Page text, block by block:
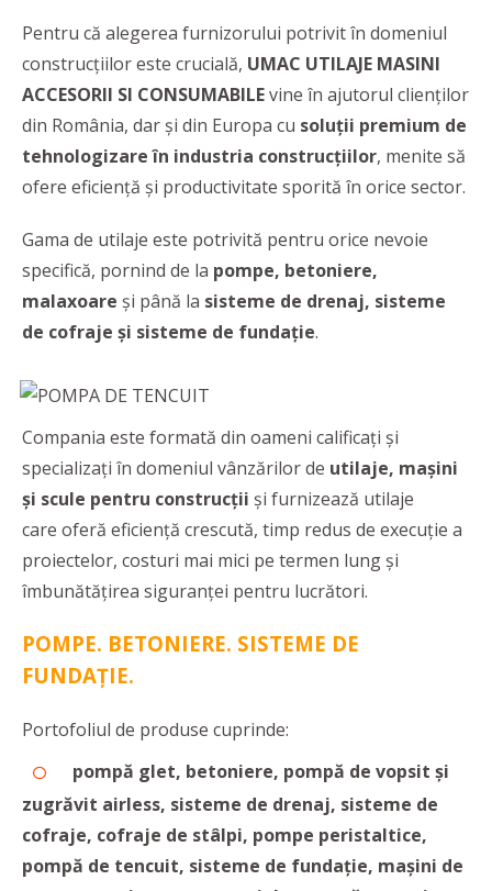
Pentru că alegerea furnizorului potrivit în domeniul
construcțiilor este crucială, UMAC UTILAJE MASINI
ACCESORII SI CONSUMABILEvine în ajutorul clienților
din România, dar și din Europa cu soluții premium de
tehnologizare în industria construcțiilor, menite să
ofere eficiență și productivitate sporită în orice sector.
Gama de utilaje este potrivită pentru orice nevoie
specifică, pornind de la pompe, betoniere,
malaxoare și până la sisteme de drenaj, sisteme
de cofraje și sisteme de fundație.
Compania este formată din oameni calificați și
specializați în domeniul vânzărilor de utilaje, mașini
și scule pentru construcții și furnizează utilaje
care oferă eficiență crescută, timp redus de execuție a
proiectelor, costuri mai mici pe termen lung și
îmbunătățirea siguranței pentru lucrători.
POMPE. BETONIERE. SISTEME DE
FUNDAȚIE.
Portofoliul de produse cuprinde:
pompă glet, betoniere, pompă de vopsit și
zugrăvit airless, sisteme de drenaj, sisteme de
cofraje, cofraje de stâlpi, pompe peristaltice,
pompă de tencuit, sisteme de fundație, mașini de